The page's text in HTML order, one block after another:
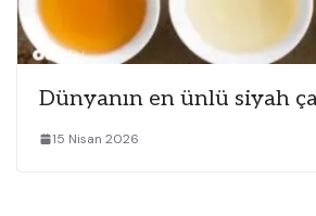
Dünyanın en ünlü siyah
15 Nisan 2026